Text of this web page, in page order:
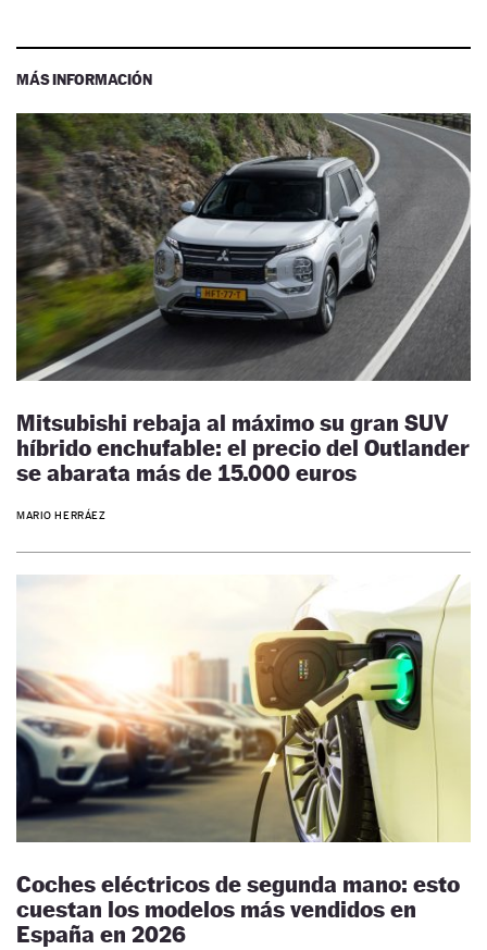
MÁS INFORMACIÓN
Mitsubishi rebaja al máximo su gran SUV
híbrido enchufable: el precio del Outlander
se abarata más de 15.000 euros
MARIO HERRÁEZ
Coches eléctricos de segunda mano: esto
cuestan los modelos más vendidos en
España en 2026